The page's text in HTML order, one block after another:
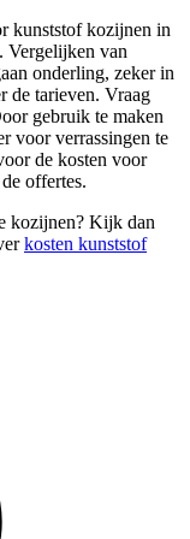
kunststof kozijnen in
Vergelijken van
onderling, zeker in
de tarieven. Vraag
gebruik te maken
voor verrassingen te
de kosten voor
offertes.
kozijnen? Kijk dan
kosten kunststof